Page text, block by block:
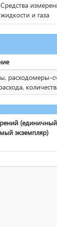
Средства
жидкости и газа
расходомеры-
экземпляр)